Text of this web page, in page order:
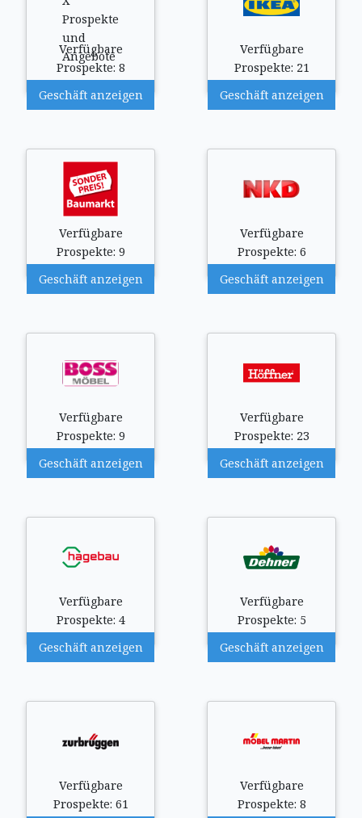
Verfügbare
Prospekte: 8
Geschäft anzeigen
Verfügbare
Prospekte: 21
Geschäft anzeigen
Verfügbare
Prospekte: 9
Geschäft anzeigen
Verfügbare
Prospekte: 6
Geschäft anzeigen
Verfügbare
Prospekte: 9
Geschäft anzeigen
Verfügbare
Prospekte: 23
Geschäft anzeigen
Verfügbare
Prospekte: 4
Geschäft anzeigen
Verfügbare
Prospekte: 5
Geschäft anzeigen
Verfügbare
Prospekte: 61
Verfügbare
Prospekte: 8